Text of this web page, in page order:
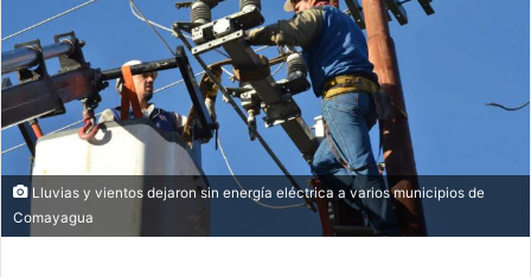
Lluvias y vientos dejaron sin energía eléctrica a varios municipios de
Comayagua